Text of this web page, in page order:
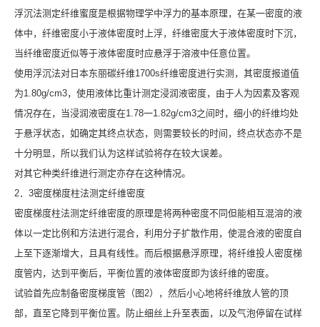
浮沉法测定纤维蜜度是根据物理学中浮力的基本原理，在某一密度的液
体中，纤维密度小于液体密度时上浮，纤维密度大于液体密度时下沉，
当纤维密度近似等于液体密度时应悬浮于溶液中任意位置。
使用浮沉法对日本东丽碳纤维1700s纤维密度进行实测，其密度报道值
为1.80g/cm3，使用液体比重计测定浸润液密度，由于人为因素及客观
情况存在，当浸润液密度在1.78一1.82g/cm3之间时，细小的纤维均处
于悬浮状态，如确定其终点状态，则需要较长的时间，终点状态亦不是
十分明显，所以我们认为这样试验将存在较大误差。
对其它种类纤维进行测定亦存在这种情况。
2．3密度梯度柱法测定纤维密度
密度梯度柱法测定纤维密度的原理是将两种密度不同但能相互混溶的液
体以一定比例和方法进行混合，利用分子扩散作用，使混合液的密度自
上至下逐渐增大，且具有线性。而后根据悬浮原理，将纤维投人密度梯
度管内，达到平衡后，平衡位置的液体密度即为该纤维的密度。
试验首先应制备密度梯度管（图2），然后小心地将纤维放人管的顶
部，直至它降到平衡位置。防止细丝上升至表面，以及气泡停留在试样